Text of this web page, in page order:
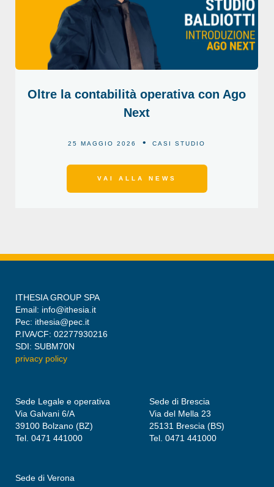
Oltre la contabilità operativa con Ago
Next
25 MAGGIO 2026 CASI STUDIO
VAI ALLA NEWS
ITHESIA GROUP SPA
Email: info@ithesia.it
Pec: ithesia@pec.it
P.IVA/CF: 02277930216
SDI: SUBM70N
privacy policy
Sede Legale e operativa
Via Galvani 6/A
39100 Bolzano (BZ)
Tel. 0471 441000
Sede di Brescia
Via del Mella 23
25131 Brescia (BS)
Tel. 0471 441000
Sede di Verona